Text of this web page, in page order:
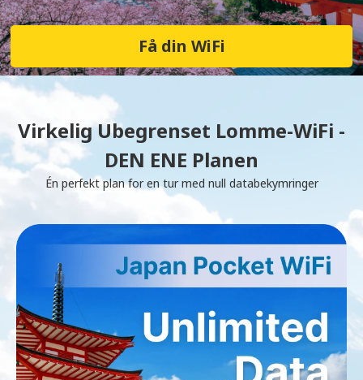
Få din WiFi
Virkelig Ubegrenset Lomme-WiFi -
DEN ENE Planen
Én perfekt plan for en tur med null databekymringer